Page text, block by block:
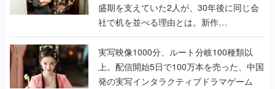
盛期を支えていた2人が、30年後に同じ会
社で机を並べる理由とは。新作
『TATSUJIN EXTREME』で初タッグを組
んだレジェンド2人に訊く開発秘話
実写映像1000分、ルート分岐100種類以
上。配信開始5日で100万本を売った、中国
発の実写インタラクティブドラマゲーム